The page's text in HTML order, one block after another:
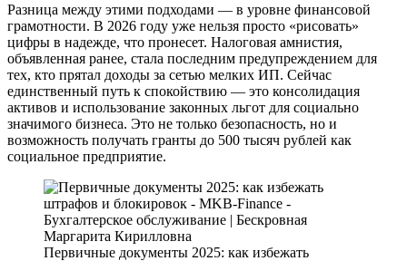
Разница между этими подходами — в уровне финансовой
грамотности. В 2026 году уже нельзя просто «рисовать»
цифры в надежде, что пронесет. Налоговая амнистия,
объявленная ранее, стала последним предупреждением для
тех, кто прятал доходы за сетью мелких ИП. Сейчас
единственный путь к спокойствию — это консолидация
активов и использование законных льгот для социально
значимого бизнеса. Это не только безопасность, но и
возможность получать гранты до 500 тысяч рублей как
социальное предприятие.
Первичные документы 2025: как избежать